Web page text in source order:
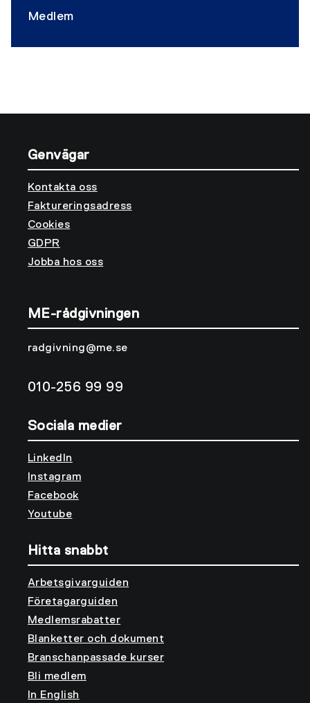
tycker Antonio Nilsson, vd och
Medlem
Genvägar
Kontakta oss
Faktureringsadress
Cookies
GDPR
Jobba hos oss
ME-rådgivningen
radgivning@me.se
010-256 99 99
Sociala medier
LinkedIn
Instagram
Facebook
Youtube
Hitta snabbt
Arbetsgivarguiden
Företagarguiden
Medlemsrabatter
Blanketter och dokument
Branschanpassade kurser
Bli medlem
In English